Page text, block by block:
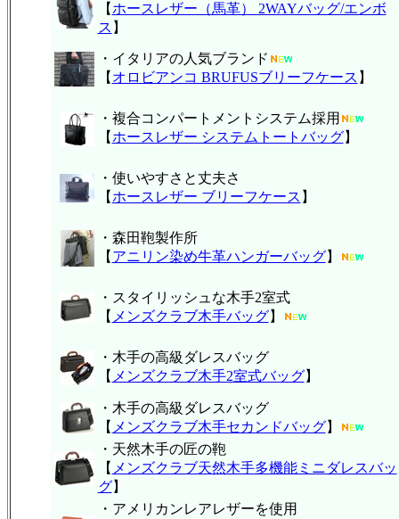
【 ホースレザー（馬革） 2WAYバッグ/エンボ
ス 】
・イタリアの人気ブランド
【 オロビアンコ BRUFUSブリーフケース 】
・複合コンパートメントシステム採用
【 ホースレザー システムトートバッグ】
・使いやすさと丈夫さ
【 ホースレザー ブリーフケース 】
・森田鞄製作所
【 アニリン染め牛革ハンガーバッグ】
・スタイリッシュな木手2室式
【 メンズクラブ木手バッグ】
・木手の高級ダレスバッグ
【 メンズクラブ木手2室式バッグ】
・木手の高級ダレスバッグ
【 メンズクラブ木手セカンドバッグ】
・天然木手の匠の鞄
【 メンズクラブ天然木手多機能ミニダレスバッ
グ】
・アメリカンレアレザーを使用